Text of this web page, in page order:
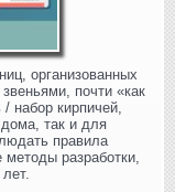
организованных
почти «как
набор кирпичей,
так и для
правила
методы разработки,